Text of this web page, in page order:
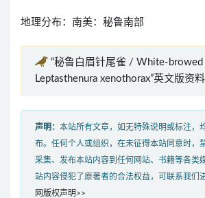
地理分布：南美：秘鲁南部
“秘鲁白眉针尾雀 / White-
Leptasthenura xenothorax”英文版资
声明： 本站所有文章，如无特殊说明或标注，
布。任何个人或组织，在未征得本站同意时，
采集、发布本站内容到任何网站、书籍等各类
站内容侵犯了原著者的合法权益，可联系我们
网版权声明>>